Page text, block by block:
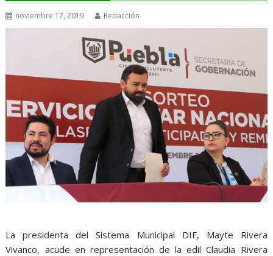
noviembre 17, 2019 Redacción
La presidenta del Sistema Municipal DIF, Mayte Rivera
Vivanco, acude en representación de la edil Claudia Rivera